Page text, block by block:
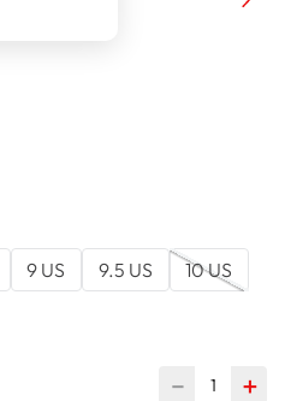
9 US 9.5 US
10 US
＋
－